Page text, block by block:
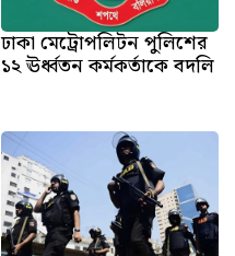
ঢাকা মেট্রোপলিটন পুলিশের
১২ ঊর্ধ্বতন কর্মকর্তাকে বদলি